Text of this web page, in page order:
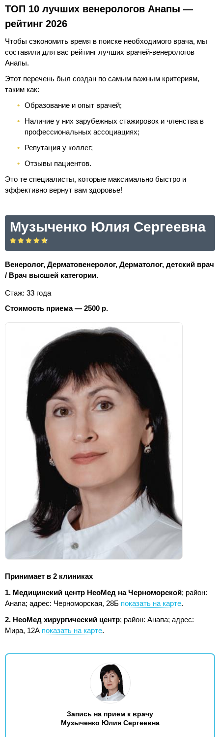
ТОП 10 лучших венерологов Анапы —
рейтинг 2026
Чтобы сэкономить время в поиске необходимого врача, мы
составили для вас рейтинг лучших врачей-венерологов
Анапы.
Этот перечень был создан по самым важным критериям,
таким как:
Образование и опыт врачей;
Наличие у них зарубежных стажировок и членства в
профессиональных ассоциациях;
Репутация у коллег;
Отзывы пациентов.
Это те специалисты, которые максимально быстро и
эффективно вернут вам здоровье!
Музыченко Юлия Сергеевна
Венеролог, Дерматовенеролог, Дерматолог, детский врач
/ Врач высшей категории.
Стаж: 33 года
Стоимость приема — 2500 р.
Принимает в 2 клиниках
1. Медицинский центр НеоМед на Черноморской; район:
Анапа; адрес: Черноморская, 28Б показать на карте.
2. НеоМед хирургический центр; район: Анапа; адрес:
Мира, 12А показать на карте.
Запись на прием к врачу
Музыченко Юлия Сергеевна